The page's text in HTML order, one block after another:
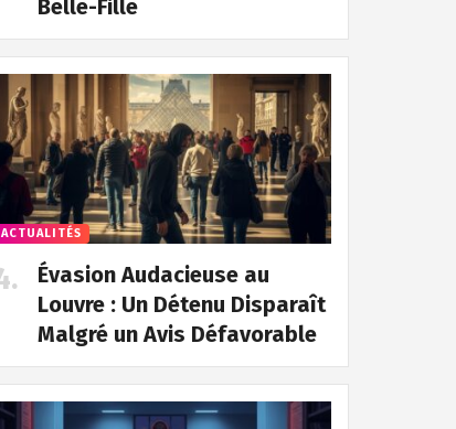
Belle-Fille
ACTUALITÉS
Évasion Audacieuse au
Louvre : Un Détenu Disparaît
Malgré un Avis Défavorable